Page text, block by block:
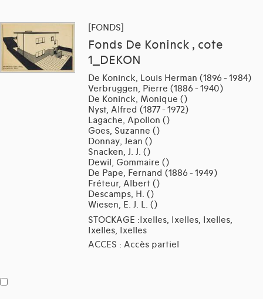
[FONDS]
Fonds De Koninck , cote
1_DEKON
De Koninck, Louis Herman (1896 - 1984)
Verbruggen, Pierre (1886 - 1940)
De Koninck, Monique ()
Nyst, Alfred (1877 - 1972)
Lagache, Apollon ()
Goes, Suzanne ()
Donnay, Jean ()
Snacken, J. J. ()
Dewil, Gommaire ()
De Pape, Fernand (1886 - 1949)
Fréteur, Albert ()
Descamps, H. ()
Wiesen, E. J. L. ()
STOCKAGE :Ixelles, Ixelles, Ixelles,
Ixelles, Ixelles
ACCES : Accès partiel